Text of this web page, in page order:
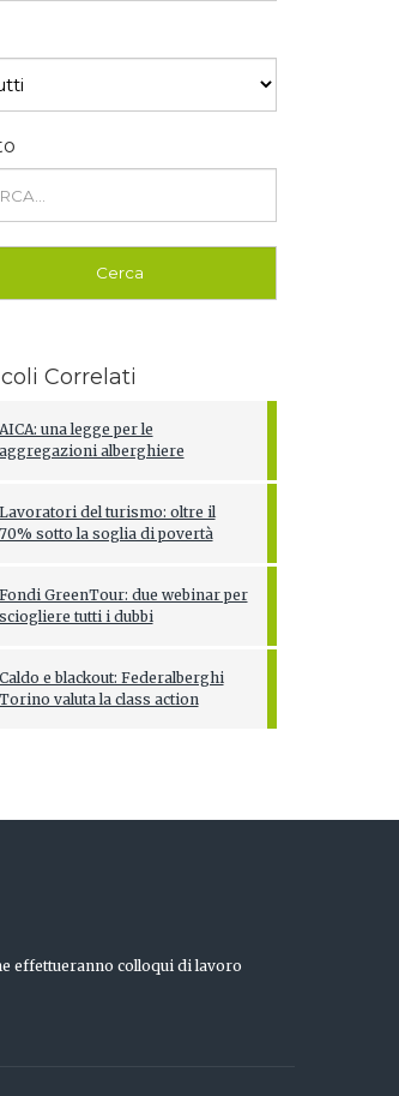
Correlati
AICA: una legge per le
aggregazioni alberghiere
Lavoratori del turismo: oltre il
70% sotto la soglia di povertà
Fondi GreenTour: due webinar per
sciogliere tutti i dubbi
Caldo e blackout: Federalberghi
Torino valuta la class action
effettueranno colloqui di lavoro